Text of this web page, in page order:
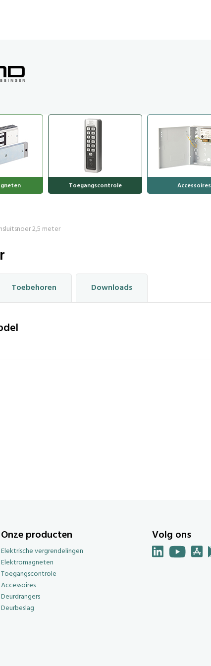
Toegangscontrole Accessoires
2,5 meter
Toebehoren Downloads
Onze producten
Elektrische vergrendelingen
Elektromagneten
Toegangscontrole
Accessoires
Deurdrangers
Deurbeslag
Volg ons